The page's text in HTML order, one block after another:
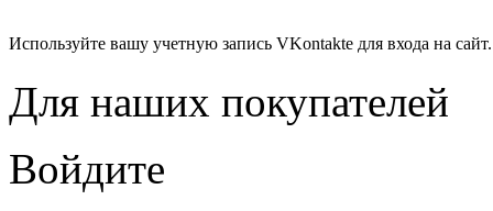
Используйте вашу учетную запись VKontakte для входа на сайт.
Для наших покупателей
Войдите